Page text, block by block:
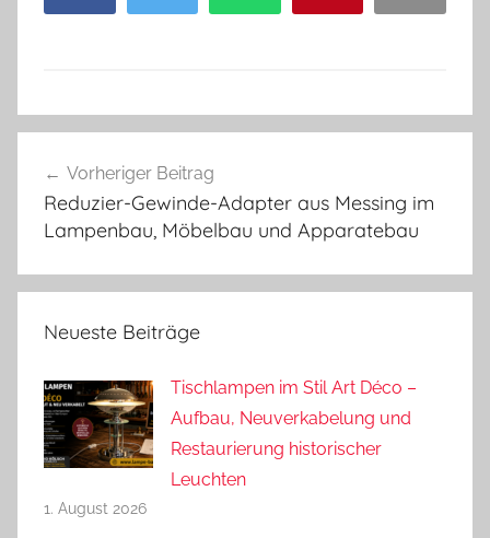
Vorheriger Beitrag
Reduzier-Gewinde-Adapter aus Messing im
Lampenbau, Möbelbau und Apparatebau
Neueste Beiträge
Tischlampen im Stil Art Déco –
Aufbau, Neuverkabelung und
Restaurierung historischer
Leuchten
1. August 2026